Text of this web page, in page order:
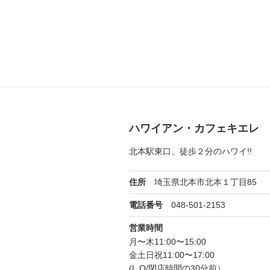
ハワイアン・カフェキエレ
北本駅東口、徒歩２分のハワイ!!
住所 埼玉県北本市北本１丁目85
電話番号 048-501-2153
営業時間
月〜木11:00〜15:00
金土日祝11:00〜17:00
(L.O/閉店時間の30分前）